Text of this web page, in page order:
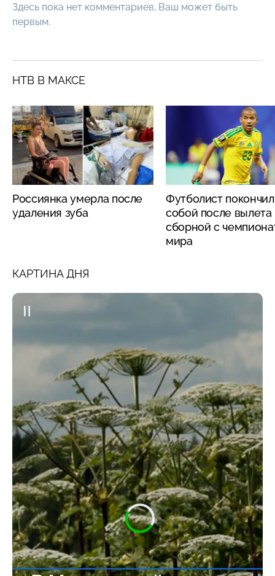
Здесь пока нет комментариев, Ваш может быть
первым.
НТВ В МАКСЕ
Россиянка умерла после
удаления зуба
Футболист
собой после вылета
сборной с
мира
КАРТИНА ДНЯ